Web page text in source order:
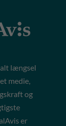
længsel
medie,
og
er